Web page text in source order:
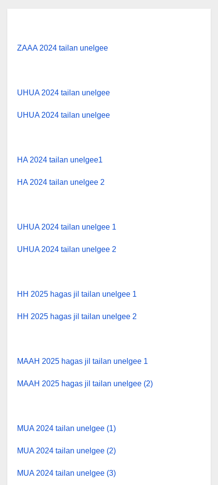
ZAAA 2024 tailan unelgee
UHUA 2024 tailan unelgee
UHUA 2024 tailan unelgee
HA 2024 tailan unelgee1
HA 2024 tailan unelgee 2
UHUA 2024 tailan unelgee 1
UHUA 2024 tailan unelgee 2
HH 2025 hagas jil tailan unelgee 1
HH 2025 hagas jil tailan unelgee 2
MAAH 2025 hagas jil tailan unelgee 1
MAAH 2025 hagas jil tailan unelgee (2)
MUA 2024 tailan unelgee (1)
MUA 2024 tailan unelgee (2)
MUA 2024 tailan unelgee (3)